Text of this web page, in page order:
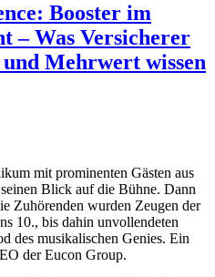
Booster im
– Was Versicherer
Mehrwert wissen
mit prominenten Gästen aus
Blick auf die Bühne. Dann
Zuhörenden wurden Zeugen der
10., bis dahin unvollendeten
des musikalischen Genies. Ein
der Eucon Group.